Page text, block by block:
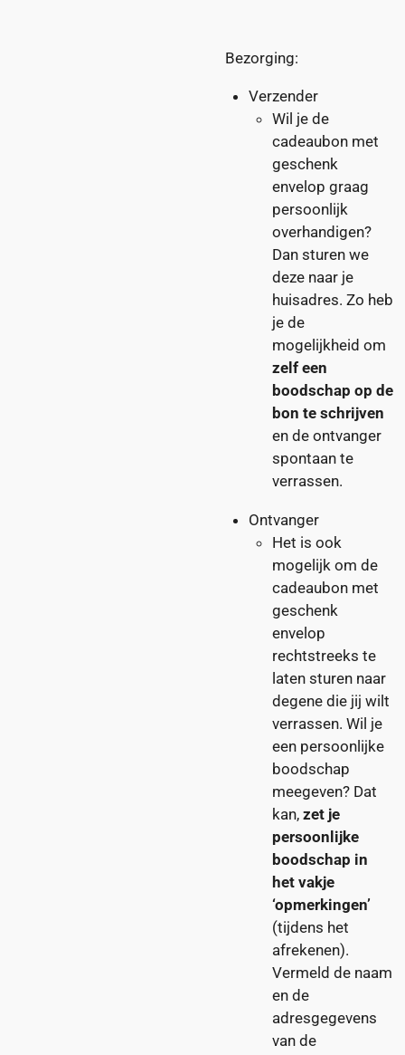
Bezorging:
Verzender
Wil je de
cadeaubon met
geschenk
envelop graag
persoonlijk
overhandigen?
Dan sturen we
deze naar je
huisadres. Zo heb
je de
mogelijkheid om
zelf een
boodschap op de
bon te schrijven
en de ontvanger
spontaan te
verrassen.
Ontvanger
Het is ook
mogelijk om de
cadeaubon met
geschenk
envelop
rechtstreeks te
laten sturen naar
degene die jij wilt
verrassen. Wil je
een persoonlijke
boodschap
meegeven? Dat
kan, zet je
persoonlijke
boodschap in
het vakje
‘opmerkingen’
(tijdens het
afrekenen).
Vermeld de naam
en de
adresgegevens
van de